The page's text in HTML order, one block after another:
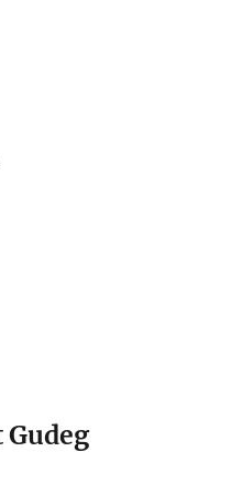
Gudeg